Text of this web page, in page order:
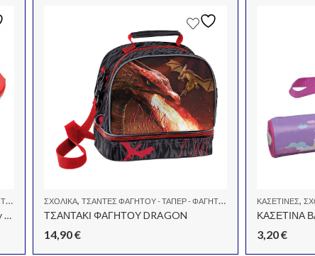
Δοχείο Φαγητού Microwave Hello Kitty Bow
ΣΧΟΛΙΚΆ, ΤΣΆΝΤΕΣ ΦΑΓΗΤΟΎ - ΤΑΠΕΡ - ΦΑΓΗΤΟΔΟΧΕΊΑ
ΤΣΑΝΤΑΚΙ ΦΑΓΗΤΟΥ DRAGON
14,90€
ΚΑΣΕΤΊΝΕΣ,
ΚΑΣΕΤΙΝΑ
3,20€